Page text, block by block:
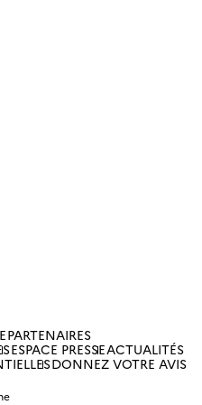
PARTENAIRES
ESPACE PRESSEACTUALITÉS
DONNEZ VOTRE AVIS